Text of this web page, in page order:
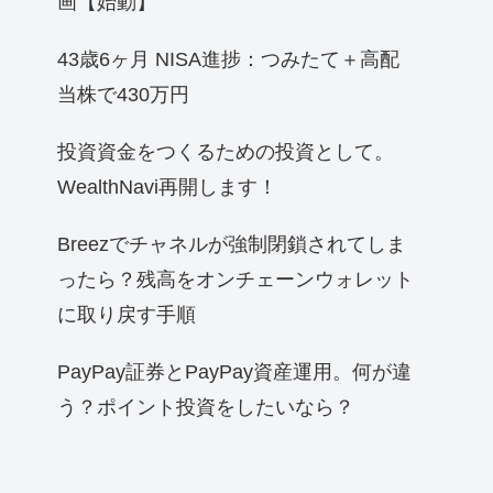
43歳6ヶ月 NISA進捗：つみたて＋高配
当株で430万円
投資資金をつくるための投資として。
WealthNavi再開します！
Breezでチャネルが強制閉鎖されてしま
ったら？残高をオンチェーンウォレット
に取り戻す手順
PayPay証券とPayPay資産運用。何が違
う？ポイント投資をしたいなら？